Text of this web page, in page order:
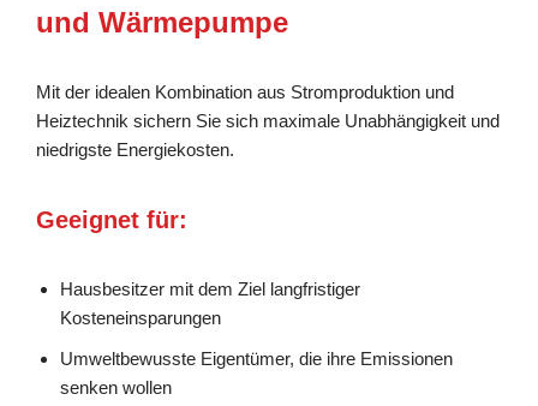
und Wärmepumpe
Mit der idealen Kombination aus Stromproduktion und
Heiztechnik sichern Sie sich maximale Unabhängigkeit und
niedrigste Energiekosten.
Geeignet für:
Hausbesitzer mit dem Ziel langfristiger
Kosteneinsparungen
Umweltbewusste Eigentümer, die ihre Emissionen
senken wollen